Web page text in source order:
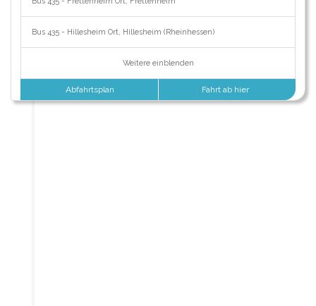
Bus 435 - Hillesheim Ort, Hillesheim (Rheinhessen)
Weitere einblenden
Abfahrtsplan Fahrt ab hier